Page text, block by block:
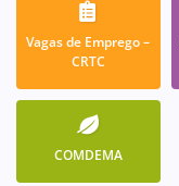
Vagas de Emprego –
CRTC
COMDEMA